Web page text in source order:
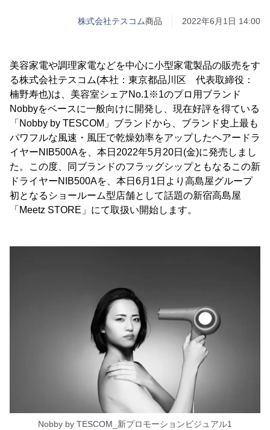
株式会社テスコム商品 2022年6月1日 14:00
美容家電や調理家電などを中心に小型家電製品の販売をす
る株式会社テスコム(本社：東京都品川区 代表取締役：
楠野寿也)は、美容室シェアNo.1※1のプロ用ブランド
Nobbyをベースに一般向けに開発し、現在好評を得ている
「Nobby by TESCOM」ブランドから、ブランド史上最も
パワフルな風速・風圧で乾燥効率をアップしたヘアードラ
イヤーNIB500Aを、本日2022年5月20日(金)に発売しまし
た。この度、同ブランドのフラッグシップともなるこの新
ドライヤーNIB500Aを、本日6月1日より高島屋グループ
初となるショールーム型店舗として話題の新宿高島屋
「Meetz STORE」にて取扱い開始します。
Nobby by TESCOM_新プロモーションビジュアル1